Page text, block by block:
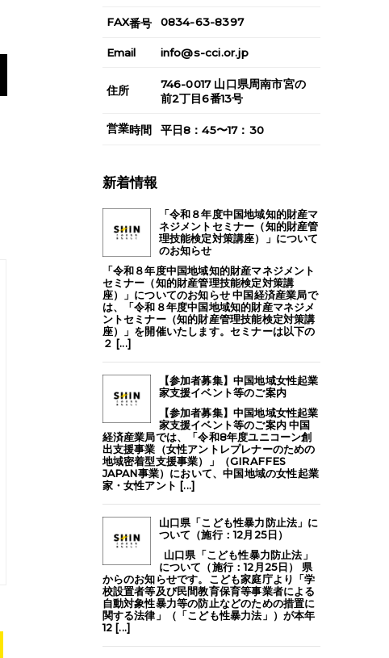
FAX番号 0834-63-8397
Email info@s-cci.or.jp
住所 746-0017山口県周南市宮の
前2丁目6番13号
営業時間 平日8：45〜17：30
新着情報
「令和８年度中国地域知的財産マ
ネジメントセミナー（知的財産管
理技能検定対策講座）」について
のお知らせ
「令和８年度中国地域知的財産マネジメント
セミナー（知的財産管理技能検定対策講
座）」についてのお知らせ 中国経済産業局で
は、「令和８年度中国地域知的財産マネジメ
ントセミナー（知的財産管理技能検定対策講
座）」を開催いたします。セミナーは以下の
２ [...]
【参加者募集】中国地域女性起業
家支援イベント等のご案内
【参加者募集】中国地域女性起業
家支援イベント等のご案内 中国
経済産業局では、「令和8年度ユニコーン創
出支援事業（女性アントレプレナーのための
地域密着型支援事業）」（GIRAFFES
JAPAN事業）において、中国地域の女性起業
家・女性アント [...]
山口県「こども性暴力防止法」に
ついて（施行：12月25日）
山口県「こども性暴力防止法」
について（施行：12月25日） 県
からのお知らせです。こども家庭庁より「学
校設置者等及び民間教育保育等事業者による
自動対象性暴力等の防止などのための措置に
関する法律」（「こども性暴力法」）が本年
12 [...]